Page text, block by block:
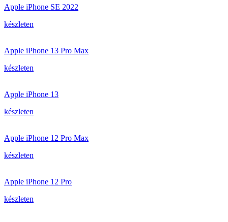
Apple iPhone SE 2022
készleten
Apple iPhone 13 Pro Max
készleten
Apple iPhone 13
készleten
Apple iPhone 12 Pro Max
készleten
Apple iPhone 12 Pro
készleten